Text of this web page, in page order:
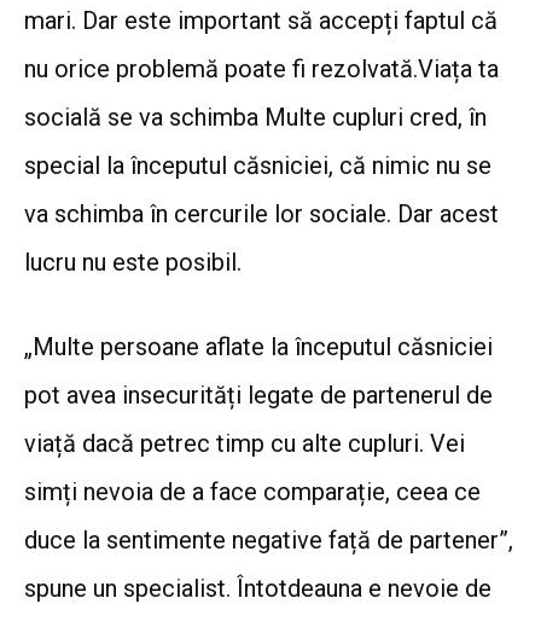
mari. Dar este important să accepți faptul că
nu orice problemă poate fi rezolvată.Viața ta
socială se va schimba Multe cupluri cred, în
special la începutul căsniciei, că nimic nu se
va schimba în cercurile lor sociale. Dar acest
lucru nu este posibil.
„Multe persoane aflate la începutul căsniciei
pot avea insecurități legate de partenerul de
viață dacă petrec timp cu alte cupluri. Vei
simți nevoia de a face comparație, ceea ce
duce la sentimente negative față de partener”,
spune un specialist. Întotdeauna e nevoie de